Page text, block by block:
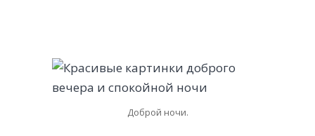
Доброй ночи.